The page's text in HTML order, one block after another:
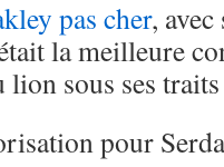
pas cher,
la meilleure
sous ses
pour